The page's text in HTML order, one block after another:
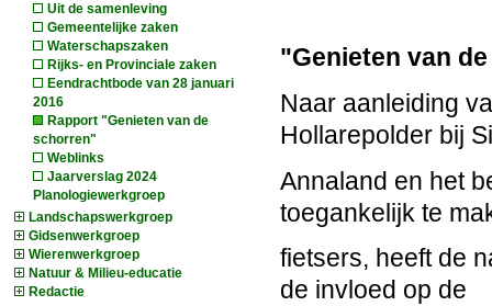
Uit de samenleving
Gemeentelijke zaken
Waterschapszaken
Rijks- en Provinciale zaken
Eendrachtbode van 28 januari
2016
Rapport "Genieten van de
schorren"
Weblinks
Jaarverslag 2024
Planologiewerkgroep
Landschapswerkgroep
Gidsenwerkgroep
Wierenwerkgroep
Natuur & Milieu-educatie
Redactie
"Genieten van
Naar aanleiding
Hollarepolder bij
Annaland en het
toegankelijk te
fietsers, heeft de
de invloed op de